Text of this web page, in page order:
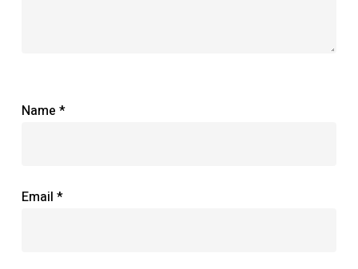
Name *
Email *